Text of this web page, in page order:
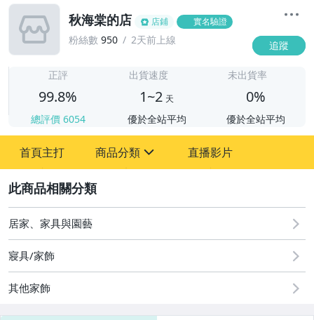
秋海棠的店 店鋪 實名驗證
粉絲數 950 2天前上線 追蹤
正評
99.8%
總評價 6054
出貨速度
1~2 天
優於全站平均
未出貨率
0%
優於全站平均
首頁主打 商品分類
其它
直播影片
居家、家具與園藝
寢具/家飾
其他家飾